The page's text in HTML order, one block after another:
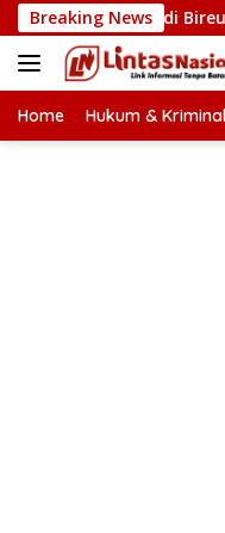
Langsung
ke
konten
Breaking News
Putus di Bireuen
Home Hukum & Kriminal